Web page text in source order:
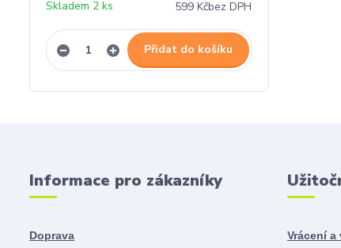
599 Kčbez DPH
Skladem 2 ks
Přidat do košíku
Informace pro zákazníky
Doprava
Vrácení a